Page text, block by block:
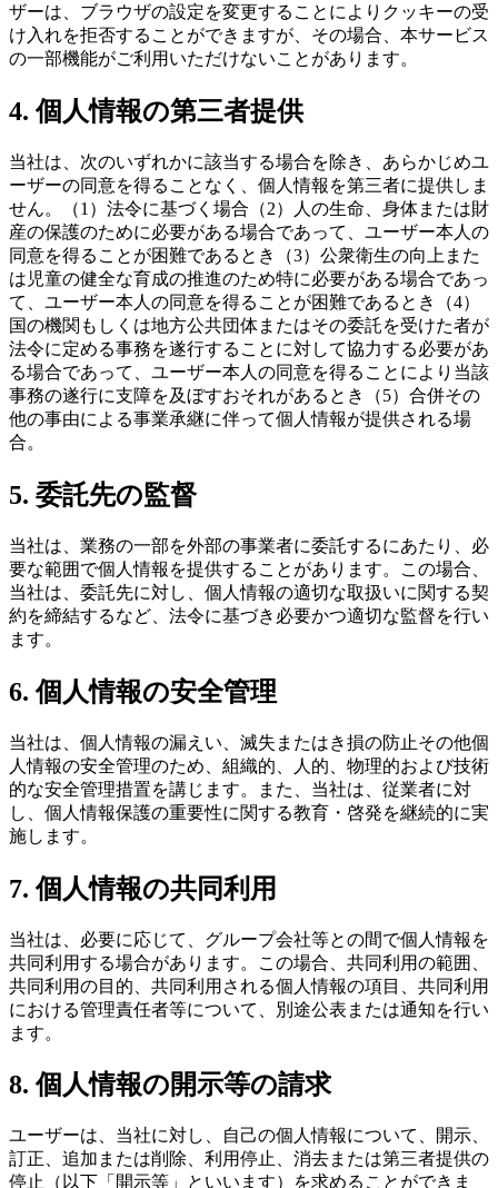
ザーは、ブラウザの設定を変更することによりクッキーの受
け入れを拒否することができますが、その場合、本サービス
の一部機能がご利用いただけないことがあります。
4. 個人情報の第三者提供
当社は、次のいずれかに該当する場合を除き、あらかじめユ
ーザーの同意を得ることなく、個人情報を第三者に提供しま
せん。（1）法令に基づく場合（2）人の生命、身体または財
産の保護のために必要がある場合であって、ユーザー本人の
同意を得ることが困難であるとき（3）公衆衛生の向上また
は児童の健全な育成の推進のため特に必要がある場合であっ
て、ユーザー本人の同意を得ることが困難であるとき（4）
国の機関もしくは地方公共団体またはその委託を受けた者が
法令に定める事務を遂行することに対して協力する必要があ
る場合であって、ユーザー本人の同意を得ることにより当該
事務の遂行に支障を及ぼすおそれがあるとき（5）合併その
他の事由による事業承継に伴って個人情報が提供される場
合。
5. 委託先の監督
当社は、業務の一部を外部の事業者に委託するにあたり、必
要な範囲で個人情報を提供することがあります。この場合、
当社は、委託先に対し、個人情報の適切な取扱いに関する契
約を締結するなど、法令に基づき必要かつ適切な監督を行い
ます。
6. 個人情報の安全管理
当社は、個人情報の漏えい、滅失またはき損の防止その他個
人情報の安全管理のため、組織的、人的、物理的および技術
的な安全管理措置を講じます。また、当社は、従業者に対
し、個人情報保護の重要性に関する教育・啓発を継続的に実
施します。
7. 個人情報の共同利用
当社は、必要に応じて、グループ会社等との間で個人情報を
共同利用する場合があります。この場合、共同利用の範囲、
共同利用の目的、共同利用される個人情報の項目、共同利用
における管理責任者等について、別途公表または通知を行い
ます。
8. 個人情報の開示等の請求
ユーザーは、当社に対し、自己の個人情報について、開示、
訂正、追加または削除、利用停止、消去または第三者提供の
停止（以下「開示等」といいます）を求めることができま